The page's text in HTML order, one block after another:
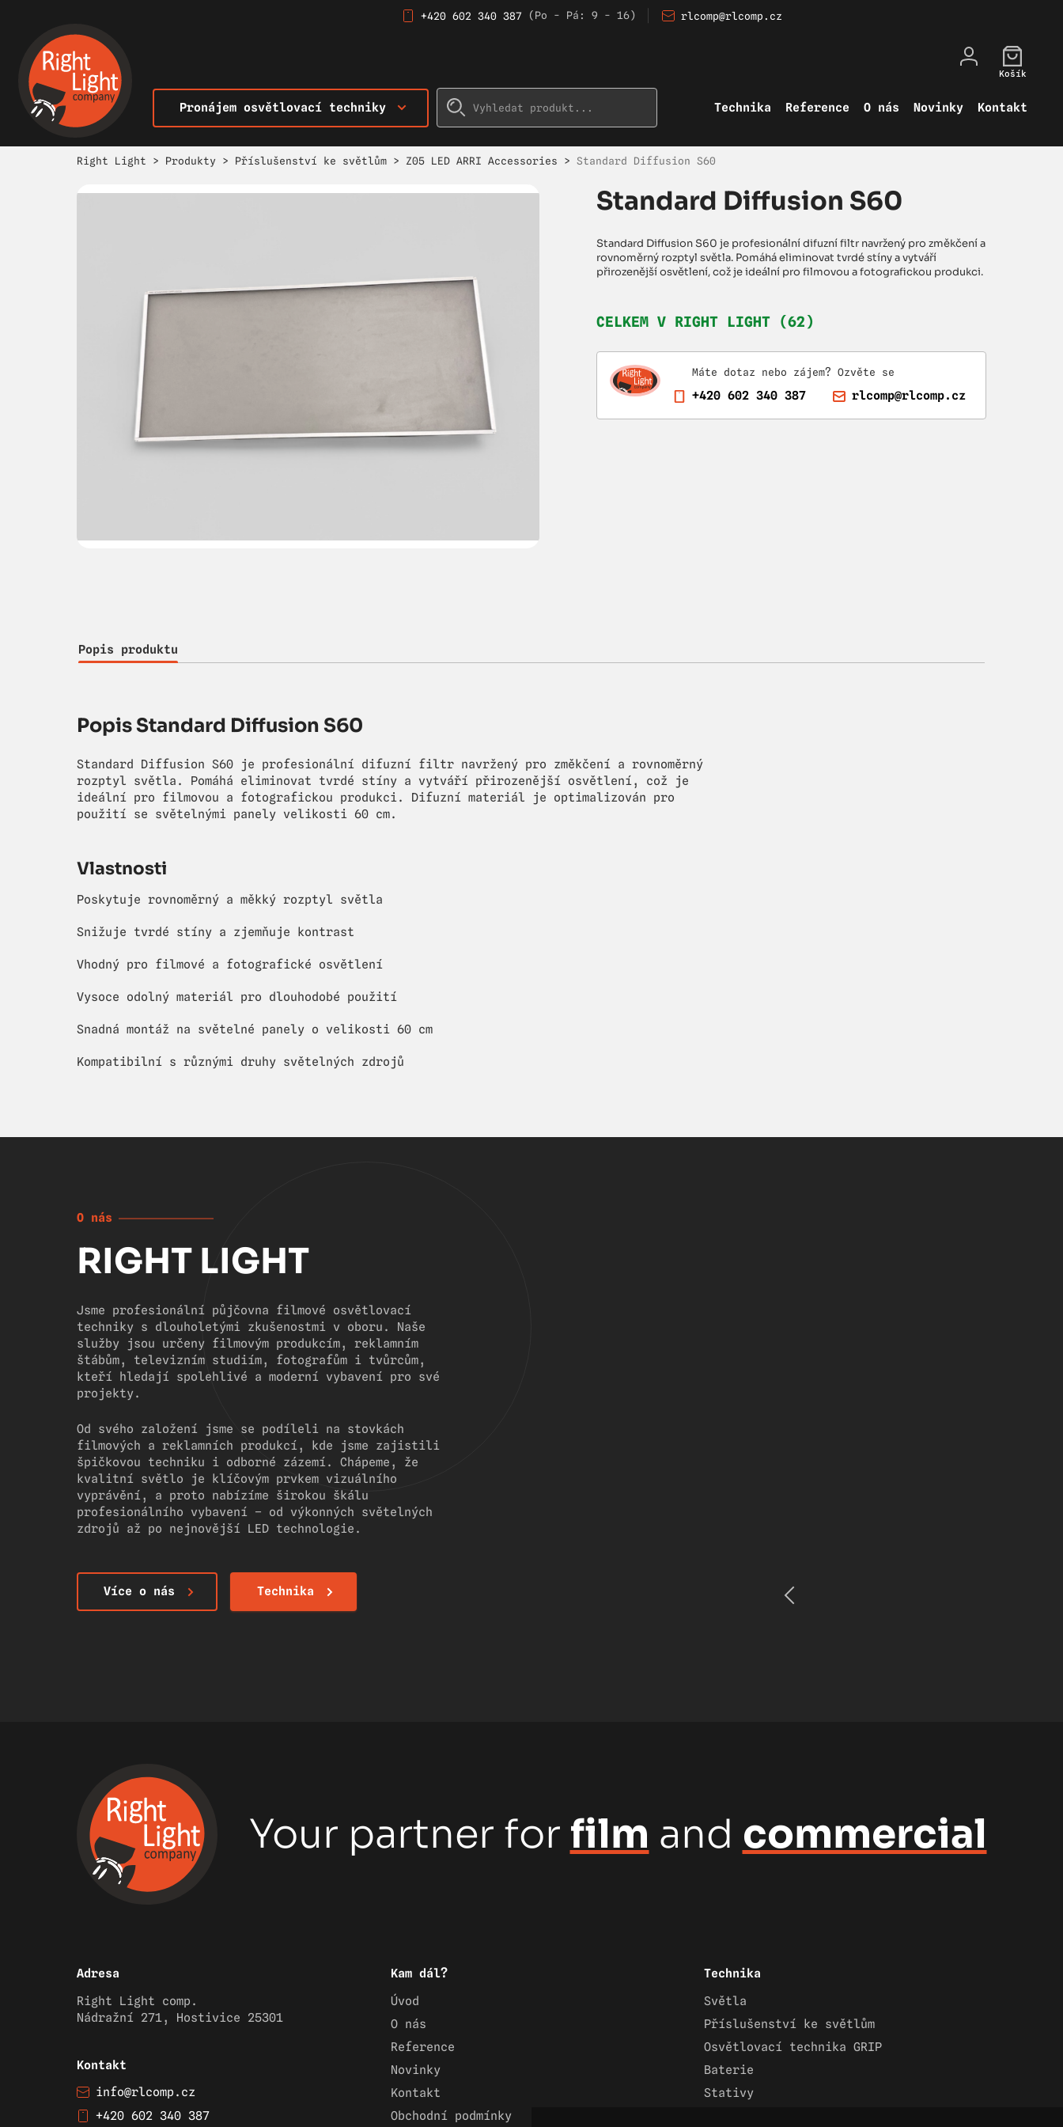
+420 602 340 387 (Po - Pá: 9 - 16) rlcomp@rlcomp.cz
Pronájem osvětlovací techniky Technika Reference O nás Novinky Kontakt
Košík
Right Light > Produkty > Příslušenství ke světlům > Z05 LED ARRI Accessories > Standard Diffusion S60
Standard Diffusion S60
Standard Diffusion S60 je profesionální difuzní filtr navržený pro změkčení a
rovnoměrný rozptyl světla. Pomáhá eliminovat tvrdé stíny a vytváří
přirozenější osvětlení, což je ideální pro filmovou a fotografickou produkci.
CELKEM V RIGHT LIGHT (62)
Máte dotaz nebo zájem? Ozvěte se
+420 602 340 387 rlcomp@rlcomp.cz
Popis produktu
Popis Standard Diffusion S60
Standard Diffusion S60 je profesionální difuzní filtr navržený pro změkčení a rovnoměrný
rozptyl světla. Pomáhá eliminovat tvrdé stíny a vytváří přirozenější osvětlení, což je
ideální pro filmovou a fotografickou produkci. Difuzní materiál je optimalizován pro
použití se světelnými panely velikosti 60 cm.
Vlastnosti
Poskytuje rovnoměrný a měkký rozptyl světla
Snižuje tvrdé stíny a zjemňuje kontrast
Vhodný pro filmové a fotografické osvětlení
Vysoce odolný materiál pro dlouhodobé použití
Snadná montáž na světelné panely o velikosti 60 cm
Kompatibilní s různými druhy světelných zdrojů
O nás
RIGHT LIGHT
Jsme profesionální půjčovna filmové osvětlovací
techniky s dlouholetými zkušenostmi v oboru. Naše
služby jsou určeny filmovým produkcím, reklamním
štábům, televizním studiím, fotografům i tvůrcům,
kteří hledají spolehlivé a moderní vybavení pro své
projekty.
Od svého založení jsme se podíleli na stovkách
filmových a reklamních produkcí, kde jsme zajistili
špičkovou techniku i odborné zázemí. Chápeme, že
kvalitní světlo je klíčovým prvkem vizuálního
vyprávění, a proto nabízíme širokou škálu
profesionálního vybavení – od výkonných světelných
zdrojů až po nejnovější LED technologie.
Více o nás Technika
Your partner for film and commercial
Adresa
Right Light comp.
Nádražní 271, Hostivice 25301
Kontakt
info@rlcomp.cz
+420 602 340 387
Kam dál?
Úvod
O nás
Reference
Novinky
Kontakt
Obchodní podmínky
Technika
Světla
Příslušenství ke světlům
Osvětlovací technika GRIP
Baterie
Stativy